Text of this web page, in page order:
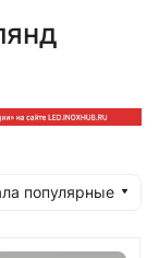
популярные